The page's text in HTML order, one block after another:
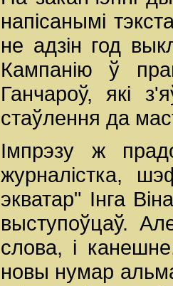
напісанымі
не адзін год
Кампанію ў
Ганчароў, які
стаўлення да
Імпрэзу ж
журналістка,
экватар" Інга
выступоўцаў.
слова, і
новы нумар